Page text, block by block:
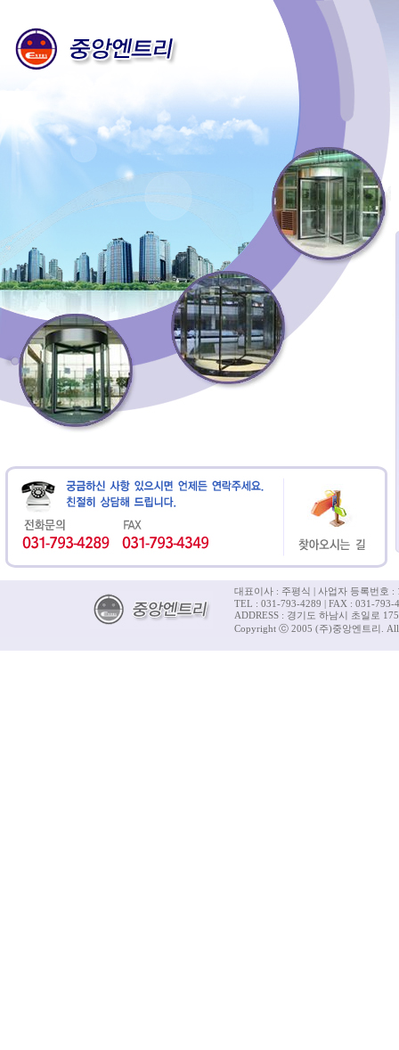
대표이사 : 주평식 | 사업자 등록번호 :
TEL : 031-793-4289 | FAX : 031-793-
ADDRESS : 경기도 하남시 초일로
Copyright ⓒ 2005 (주)중앙엔트리. All